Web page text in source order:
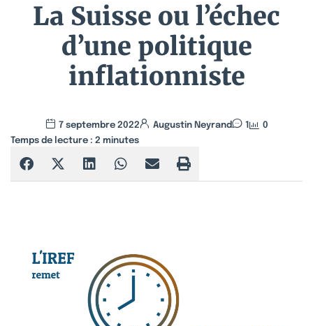
La Suisse ou l’échec
d’une politique
inflationniste
7 septembre 2022 Augustin Neyrand 1
0
Temps de lecture : 2 minutes